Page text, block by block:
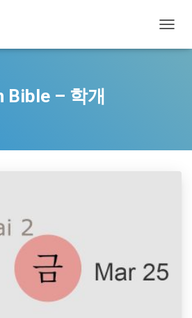
Bible – 학개